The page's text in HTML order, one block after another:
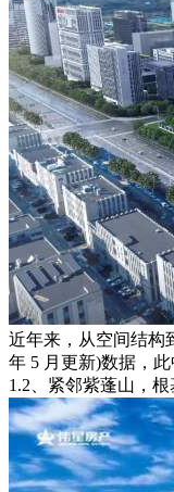
近年来，从空间结构
年 5 月更新)数据，
1.2、紧邻紫蓬山，根